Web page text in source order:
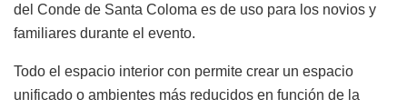
del Conde de Santa Coloma es de uso para los novios y
familiares durante el evento.
Todo el espacio interior con permite crear un espacio
unificado o ambientes más reducidos en función de la